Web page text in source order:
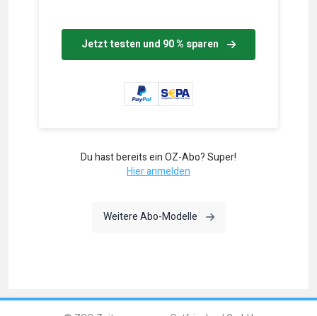
Jetzt testen und 90 % sparen
Du hast bereits ein OZ-Abo? Super!
Hier anmelden
Weitere Abo-Modelle